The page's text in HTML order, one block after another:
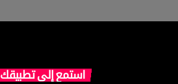
استمع إلى تطبيقك